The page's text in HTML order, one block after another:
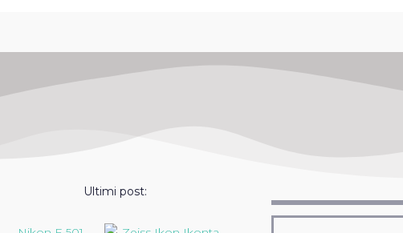
Ultimi post: